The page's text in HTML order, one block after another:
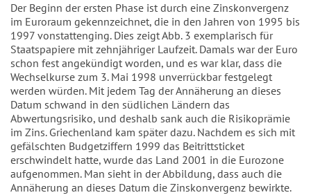
Der Beginn der ersten Phase ist durch eine Zinskonvergenz
im Euroraum gekennzeichnet, die in den Jahren von 1995 bis
1997 vonstattenging. Dies zeigt Abb. 3 exemplarisch für
Staatspapiere mit zehnjähriger Laufzeit. Damals war der Euro
schon fest angekündigt worden, und es war klar, dass die
Wechselkurse zum 3. Mai 1998 unverrückbar festgelegt
werden würden. Mit jedem Tag der Annäherung an dieses
Datum schwand in den südlichen Ländern das
Abwertungsrisiko, und deshalb sank auch die Risikoprämie
im Zins. Griechenland kam später dazu. Nachdem es sich mit
gefälschten Budgetziffern 1999 das Beitrittsticket
erschwindelt hatte, wurde das Land 2001 in die Eurozone
aufgenommen. Man sieht in der Abbildung, dass auch die
Annäherung an dieses Datum die Zinskonvergenz bewirkte.